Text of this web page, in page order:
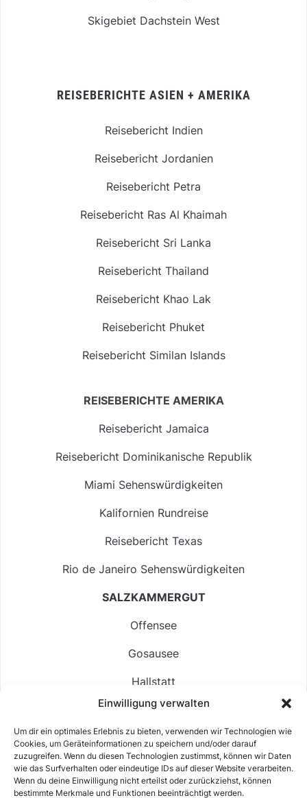
Einwilligung verwalten
Um dir ein optimales Erlebnis zu bieten, verwenden wir Technologien wie
Cookies, um Geräteinformationen zu speichern und/oder darauf
zuzugreifen. Wenn du diesen Technologien zustimmst, können wir Daten
wie das Surfverhalten oder eindeutige IDs auf dieser Website verarbeiten.
Wenn du deine Einwilligung nicht erteilst oder zurückziehst, können
bestimmte Merkmale und Funktionen beeinträchtigt werden.
Skigebiet Dachstein West
REISEBERICHTE ASIEN + AMERIKA
Reisebericht Indien
Reisebericht Jordanien
Reisebericht Petra
Reisebericht Ras Al Khaimah
Reisebericht Sri Lanka
Reisebericht Thailand
Reisebericht Khao Lak
Reisebericht Phuket
Reisebericht Similan Islands
REISEBERICHTE AMERIKA
Reisebericht Jamaica
Reisebericht Dominikanische Republik
Miami Sehenswürdigkeiten
Kalifornien Rundreise
Reisebericht Texas
Rio de Janeiro Sehenswürdigkeiten
SALZKAMMERGUT
Offensee
Gosausee
Hallstatt
Langbathsee
Altausseer See
Hintersee